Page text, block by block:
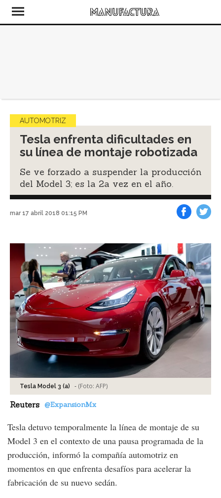
AUTOMOTRIZ
Tesla enfrenta dificultades en
su línea de montaje robotizada
Se ve forzado a suspender la producción
del Model 3; es la 2a vez en el año.
mar 17 abril 2018 01:15 PM
Tesla Model 3 (a) - (Foto: AFP)
Reuters @ExpansionMx
Tesla detuvo temporalmente la línea de montaje de su
Model 3 en el contexto de una pausa programada de la
producción, informó la compañía automotriz en
momentos en que enfrenta desafíos para acelerar la
fabricación de su nuevo sedán.